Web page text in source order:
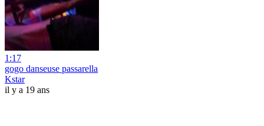
1:17
gogo danseuse passarella
Kstar
il y a 19 ans